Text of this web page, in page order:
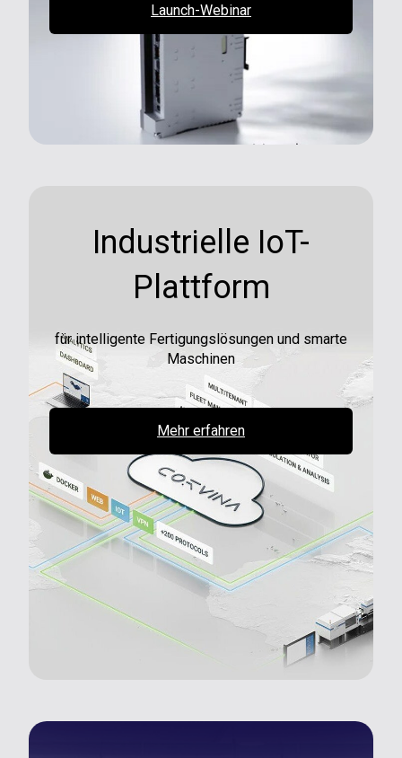
Launch-Webinar
Industrielle IoT-
Plattform
für intelligente Fertigungslösungen und smarte
Maschinen
Mehr erfahren